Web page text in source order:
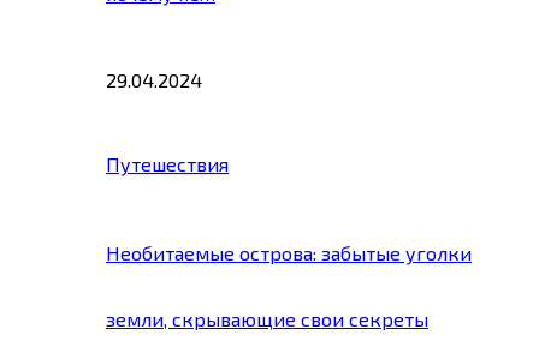
29.04.2024
Путешествия
Необитаемые острова: забытые уголки
земли, скрывающие свои секреты